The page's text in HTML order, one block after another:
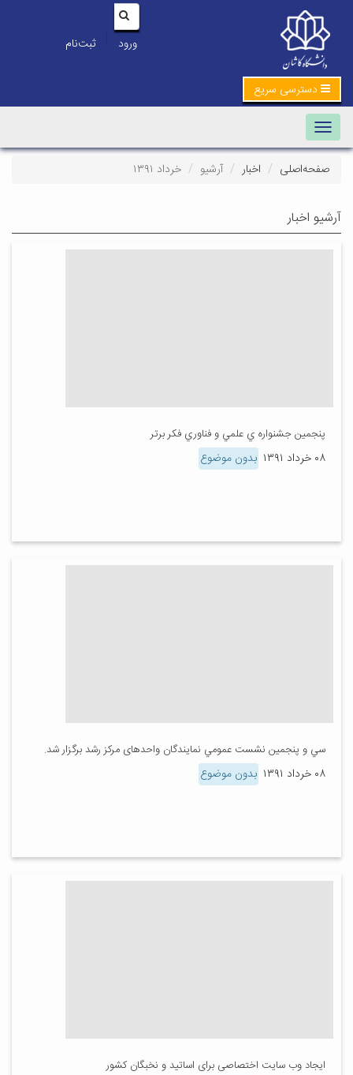
ورود | ثبت‌نام
دسترسی سریع
Toggle navigation
صفحه‌اصلی اخبار آرشیو خرداد ۱۳۹۱
آرشیو اخبار
پنجمين جشنواره ي علمي و فناوري فكر برتر
۰۸ خرداد ۱۳۹۱ بدون موضوع
سي و پنجمين نشست عمومي نمايندگان واحدهای مركز رشد برگزار شد.
۰۸ خرداد ۱۳۹۱ بدون موضوع
ایجاد وب سایت اختصاصی برای اساتید و نخبگان کشور